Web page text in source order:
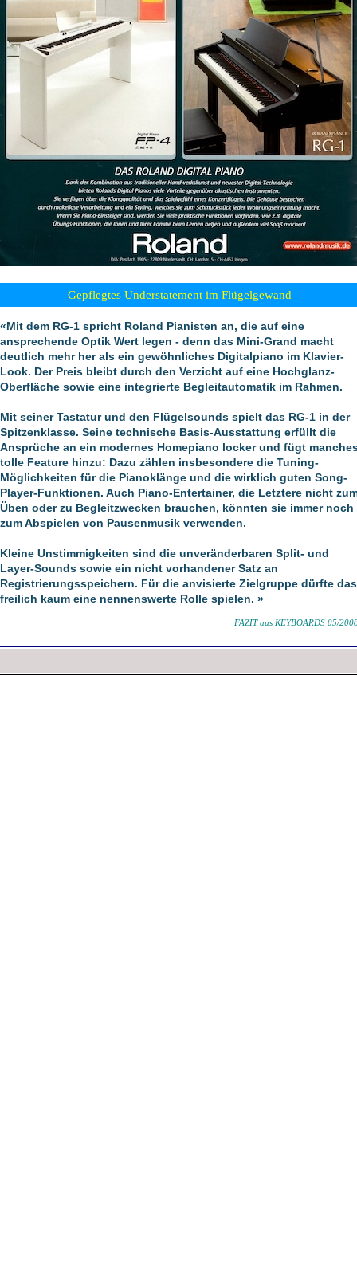
Gepflegtes Understatement im Flügelgewand
«Mit dem RG-1 spricht Roland Pianisten an, die auf eine
ansprechende Optik Wert legen - denn das Mini-Grand macht
deutlich mehr her als ein gewöhnliches Digitalpiano im Klavier-
Look. Der Preis bleibt durch den Verzicht auf eine Hochglanz-
Oberfläche sowie eine integrierte Begleitautomatik im Rahmen.
Mit seiner Tastatur und den Flügelsounds spielt das RG-1 in der
Spitzenklasse. Seine technische Basis-Ausstattung erfüllt die
Ansprüche an ein modernes Homepiano locker und fügt
tolle Feature hinzu: Dazu zählen insbesondere die Tuning-
Möglichkeiten für die Pianoklänge und die wirklich guten Song-
Player-Funktionen. Auch Piano-Entertainer, die Letztere nicht
Üben oder zu Begleitzwecken brauchen, könnten sie immer noch
zum Abspielen von Pausenmusik verwenden.
Kleine Unstimmigkeiten sind die unveränderbaren Split- und
Layer-Sounds sowie ein nicht vorhandener Satz an
Registrierungsspeichern. Für die anvisierte Zielgruppe dürfte das
freilich kaum eine nennenswerte Rolle spielen. »
FAZIT aus KEYBOARDS 05/